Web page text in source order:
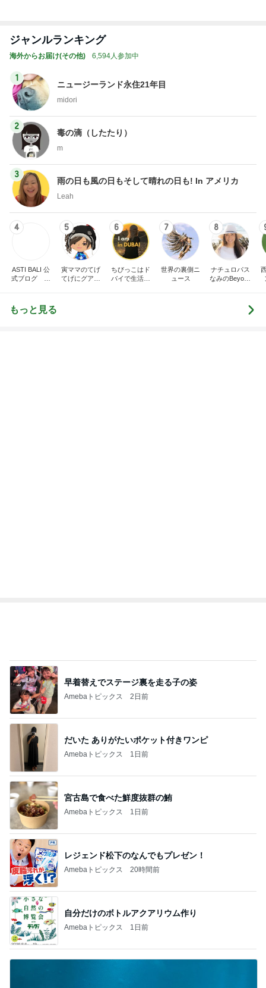
ジャンルランキング
海外からお届け(その他) 6,594人参加中
1
ニュージーランド永住21年目
midori
2
毒の滴（したたり）
m
3
雨の日も風の日もそして晴れの日も! In アメリカ
Leah
4
ASTI BALI 公
式ブログ バ
バリ
5
寅ママのてげ
てげにグアム
6
ちびっこはド
バイで生活し
7
世界の裏側ニ
ュース
8
ナチュロパス
なみのBeyond
もっと見る
早着替えでステージ裏を走る子の姿
Amebaトピックス 2日前
だいた ありがたいポケット付きワンピ
Amebaトピックス 1日前
宮古島で食べた鮮度抜群の鮪
Amebaトピックス 1日前
レジェンド松下のなんでもプレゼン！
Amebaトピックス 20時間前
自分だけのボトルアクアリウム作り
Amebaトピックス 1日前